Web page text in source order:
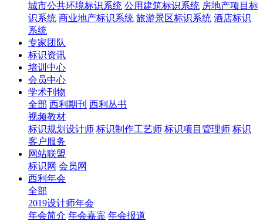
城市公共环境标识系统 公用建筑标识系统 房地产项目标
识系统 商业地产标识系统 旅游景区标识系统 酒店标识
系统
专家团队
标识资讯
培训中心
会员中心
学术刊物
全部 西利期刊 西利丛书
视频教材
标识规划设计师 标识制作工艺师 标识项目管理师 标识
客户服务
网站联盟
标识网 会员网
西利年会
全部
2019设计师年会
年会简介 年会嘉宾 年会报道